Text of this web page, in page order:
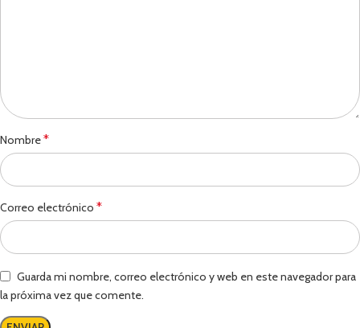
Nombre*
Correo electrónico *
Guarda mi nombre, correo electrónico y web en este navegador para
la próxima vez que comente.